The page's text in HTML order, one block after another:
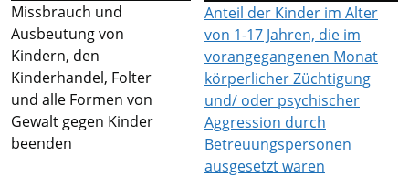
Missbrauch und
Ausbeutung von
Kindern, den
Kinderhandel, Folter
und alle Formen von
Gewalt gegen Kinder
beenden
Anteil der Kinder im Alter
von 1-17 Jahren, die im
vorangegangenen Monat
körperlicher Züchtigung
und/ oder psychischer
Aggression durch
Betreuungspersonen
ausgesetzt waren